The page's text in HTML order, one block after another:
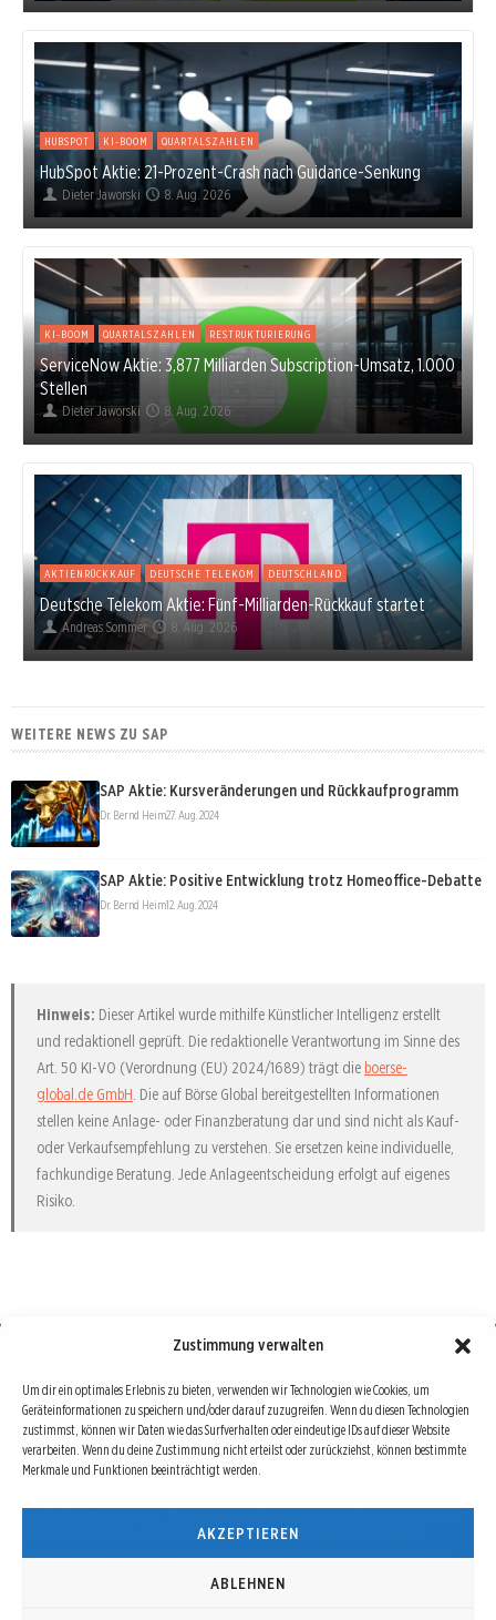
Zustimmung verwalten
Um dir ein optimales Erlebnis zu bieten, verwenden wir Technologien wie Cookies, um
Geräteinformationen zu speichern und/oder darauf zuzugreifen. Wenn du diesen Technologien
zustimmst, können wir Daten wie das Surfverhalten oder eindeutige IDs auf dieser Website
verarbeiten. Wenn du deine Zustimmung nicht erteilst oder zurückziehst, können bestimmte
Merkmale und Funktionen beeinträchtigt werden.
AKZEPTIEREN
ABLEHNEN
HUBSPOT KI-BOOM QUARTALSZAHLEN
HubSpot Aktie: 21-Prozent-Crash nach Guidance-Senkung
Dieter Jaworski 8. Aug. 2026
KI-BOOM QUARTALSZAHLEN RESTRUKTURIERUNG
ServiceNow Aktie: 3,877 Milliarden Subscription-Umsatz, 1.000
Stellen
Dieter Jaworski 8. Aug. 2026
AKTIENRÜCKKAUF DEUTSCHE TELEKOM DEUTSCHLAND
Deutsche Telekom Aktie: Fünf-Milliarden-Rückkauf startet
Andreas Sommer 8. Aug. 2026
WEITERE NEWS ZU SAP
SAP Aktie: Kursveränderungen und Rückkaufprogramm
Dr. Bernd Heim27. Aug. 2024
SAP Aktie: Positive Entwicklung trotz Homeoffice-Debatte
Dr. Bernd Heim12. Aug. 2024
Hinweis: Dieser Artikel wurde mithilfe Künstlicher Intelligenz erstellt
und redaktionell geprüft. Die redaktionelle Verantwortung im Sinne des
Art. 50 KI-VO (Verordnung (EU) 2024/1689) trägt die boerse-
global.de GmbH. Die auf Börse Global bereitgestellten Informationen
stellen keine Anlage- oder Finanzberatung dar und sind nicht als Kauf-
oder Verkaufsempfehlung zu verstehen. Sie ersetzen keine individuelle,
fachkundige Beratung. Jede Anlageentscheidung erfolgt auf eigenes
Risiko.
Börse : lokal, international, global
Erfolgreiche Börsengeschäfte bedingen vor allem drei Dinge: Verlässliche Informationen,
richtige Interpretationen und unabhängige Informationsquellen. Diese drei Bausteine sind
auch die redaktionelle Leitlinie von Börse Global.
Hinter Börse Global steht ein Team von erfahrenen Finanzjournalisten, die zum Teil schon
seit Jahrzehnten Börse in all ihren Facetten leben und mit diesem Internetprojekt
interessierten Lesern und Investoren ein Angebot machen wollen, sich über spannende
Entwicklungen, Tendenzen, Chancen und Risiken von Börsen-Investments zu informieren.